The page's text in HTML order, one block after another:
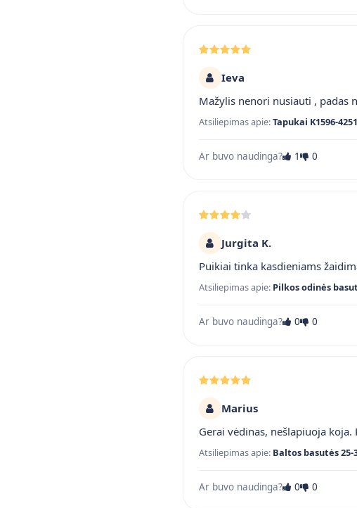
Ieva
Mažylis nenori nusiauti , padas
Atsiliepimas apie:Tapukai K1596-
Ar buvo naudinga? 1 0
Jurgita K.
Puikiai tinka kasdieniams
Atsiliepimas apie: Pilkos odinės
Ar buvo naudinga? 0 0
Marius
Gerai vėdinas, nešlapiuoja
Atsiliepimas apie: Baltos basutės 25-
Ar buvo naudinga? 0 0